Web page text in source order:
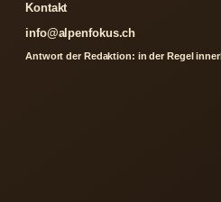
Kontakt
info@alpenfokus.ch
Antwort der Redaktion: in der Regel